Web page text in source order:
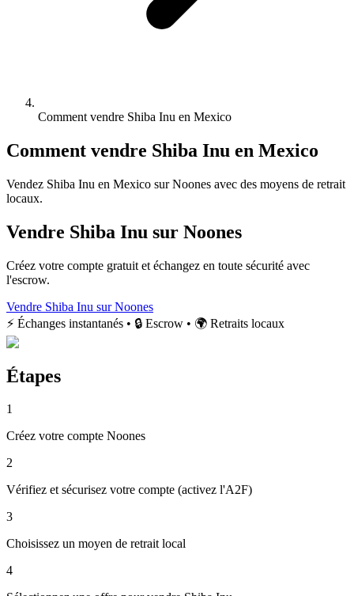
Comment vendre Shiba Inu en Mexico
Comment vendre Shiba Inu en Mexico
Vendez Shiba Inu en Mexico sur Noones avec des moyens de retrait
locaux.
Vendre Shiba Inu sur Noones
Créez votre compte gratuit et échangez en toute sécurité avec
l'escrow.
Vendre Shiba Inu sur Noones
⚡ Échanges instantanés • 🔒 Escrow • 🌍 Retraits locaux
Étapes
1
Créez votre compte Noones
2
Vérifiez et sécurisez votre compte (activez l'A2F)
3
Choisissez un moyen de retrait local
4